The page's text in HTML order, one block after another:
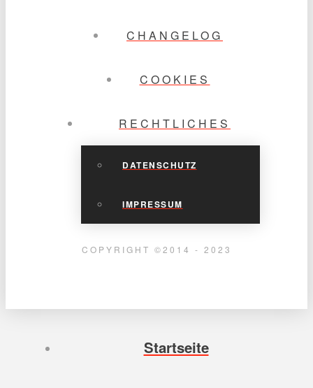
CHANGELOG
COOKIES
RECHTLICHES
DATENSCHUTZ
IMPRESSUM
COPYRIGHT ©2014 - 2023
Startseite